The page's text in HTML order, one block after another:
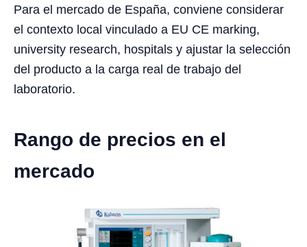
Para el mercado de España, conviene considerar
el contexto local vinculado a EU CE marking,
university research, hospitals y ajustar la selección
del producto a la carga real de trabajo del
laboratorio.
Rango de precios en el
mercado